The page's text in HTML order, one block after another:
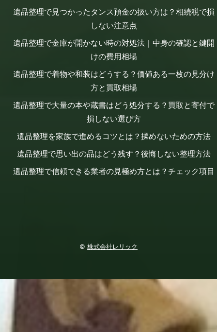
遺品整理で見つかったタンス預金の扱い方は？相続税で損
しない注意点
遺品整理で金庫が開かない時の対処法｜中身の確認と鍵開
けの費用相場
遺品整理で着物や和装はどうする？価値ある一枚の見分け
方と買取相場
遺品整理で大量の本や蔵書はどう処分する？買取と寄付で
損しない選び方
遺品整理を家族で進めるコツとは？揉めないための方法
遺品整理で思い出の品はどう残す？後悔しない整理方法
遺品整理で信頼できる業者の見極め方とは？チェック項目
© 株式会社レリック